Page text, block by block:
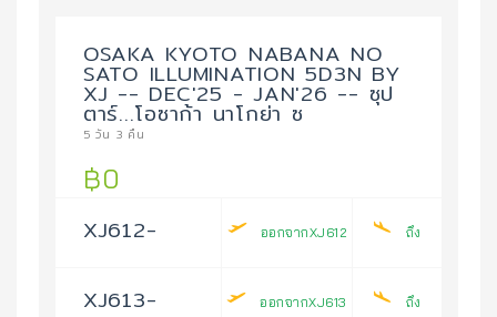
OSAKA KYOTO NABANA NO
SATO ILLUMINATION 5D3N BY
XJ -- DEC'25 - JAN'26 -- ซุป
ตาร์...โอซาก้า นาโกย่า ซ
5 วัน 3 คืน
฿0
XJ612-
ออกจากXJ612 ถึง
XJ613- ออกจากXJ613 ถึง